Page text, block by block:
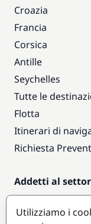
Croazia
Francia
Corsica
Antille
Seychelles
Tutte le
Flotta
Itinerari di
Richiesta
Addetti al
Accesso
Diventare
Utilizziamo i